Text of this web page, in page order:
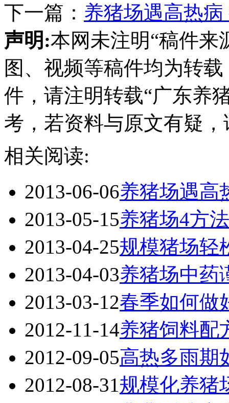
下一篇： 养猪场遇高热
声明:本网未注明“稿件来
图、视频等稿件均为转
件，请注明转载“广东养
考，若资料与原文有疑
相关阅读:
2013-06-06养猪场遇高
2013-05-15养猪场4方
2013-04-25规模猪场轻
2013-04-03养猪场中药
2013-03-12春季如何做
2012-11-14养猪饲料配
2012-09-05高热多雨期
2012-08-31规模化养猪